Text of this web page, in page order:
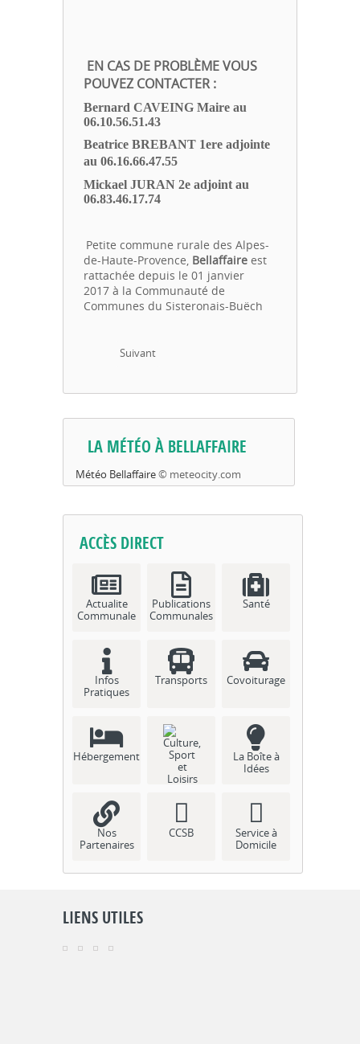
EN CAS DE PROBLÈME VOUS
POUVEZ CONTACTER :
Bernard CAVEING Maire au
06.10.56.51.43
Beatrice BREBANT 1ere adjointe
au 06.16.66.47.55
Mickael JURAN 2e adjoint au
06.83.46.17.74
Petite commune rurale des Alpes-
de-Haute-Provence, Bellaffaire est
rattachée depuis le 01 janvier
2017 à la Communauté de
Communes du Sisteronais-Buëch
Suivant
LA MÉTÉO À BELLAFFAIRE
Météo Bellaffaire© meteocity.com
ACCÈS DIRECT
Actualite
Communale
Publications
Communales
Santé
Infos
Pratiques
Transports Covoiturage
Hébergement
et Loisirs
La Boîte à
Idées
Nos
Partenaires
CCSB
Service à
Domicile
LIENS UTILES